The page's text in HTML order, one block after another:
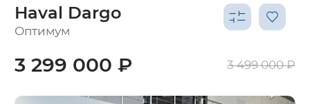
Haval Dargo
Оптимум
3 299 000 ₽ 3 499 000 ₽